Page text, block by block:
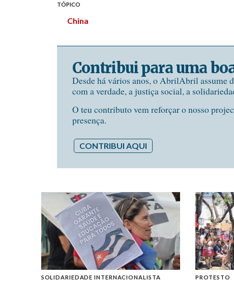
TÓPICO
China
Contribui para uma
Desde há vários anos, o AbrilAbril assume
com a verdade, a justiça social, a
O teu contributo vem reforçar o nosso
presença.
CONTRIBUI AQUI
SOLIDARIEDADE INTERNACIONALISTA PROTESTO